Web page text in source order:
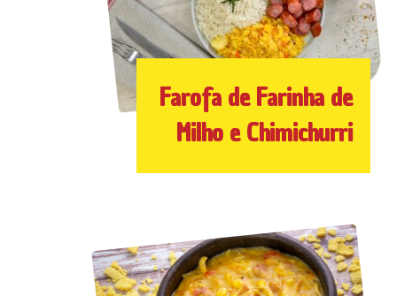
Farofa de Farinha de
Milho e Chimichurri